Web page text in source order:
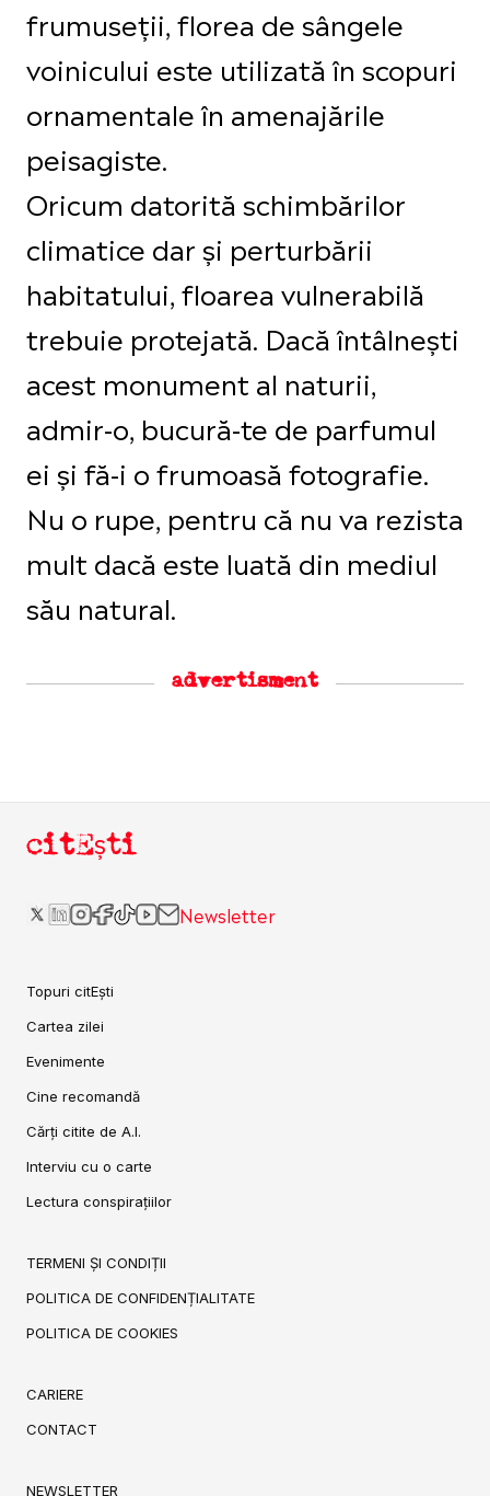
frumuseții, florea de sângele
voinicului este utilizată în scopuri
ornamentale în amenajările
peisagiste.
Oricum datorită schimbărilor
climatice dar și perturbării
habitatului, floarea vulnerabilă
trebuie protejată. Dacă întâlnești
acest monument al naturii,
admir-o, bucură-te de parfumul
ei și fă-i o frumoasă fotografie.
Nu o rupe, pentru că nu va rezista
mult dacă este luată din mediul
său natural.
advertisment
citEști
Newsletter
Topuri citEști
Cartea zilei
Evenimente
Cine recomandă
Cărți citite de A.I.
Interviu cu o carte
Lectura conspirațiilor
TERMENI ȘI CONDIȚII
POLITICA DE CONFIDENȚIALITATE
POLITICA DE COOKIES
CARIERE
CONTACT
NEWSLETTER